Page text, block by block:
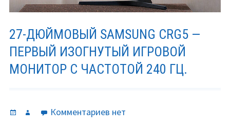
27-ДЮЙМОВЫЙ SAMSUNG CRG5 —
ПЕРВЫЙ ИЗОГНУТЫЙ ИГРОВОЙ
МОНИТОР С ЧАСТОТОЙ 240 ГЦ.
Опубликовано
Автор Комментариевкнет